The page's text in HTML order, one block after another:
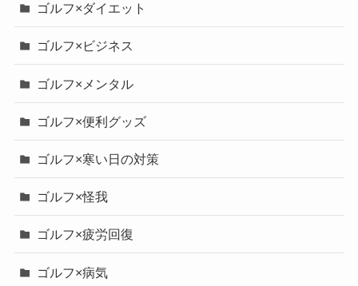
ゴルフ×ダイエット
ゴルフ×ビジネス
ゴルフ×メンタル
ゴルフ×便利グッズ
ゴルフ×寒い日の対策
ゴルフ×怪我
ゴルフ×疲労回復
ゴルフ×病気